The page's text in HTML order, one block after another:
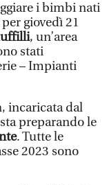
i bimbi nati
giovedì 21
, un’area
stati
– Impianti
incaricata dal
preparando le
. Tutte le
2023 sono